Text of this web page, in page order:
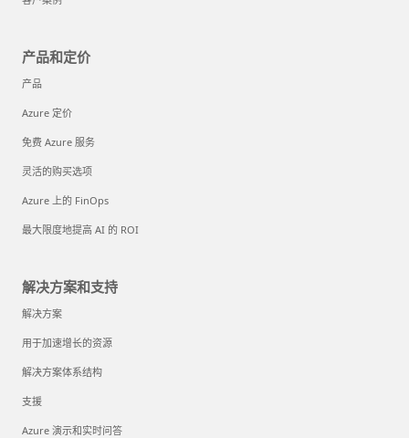
产品和定价
产品
Azure 定价
免费 Azure 服务
灵活的购买选项
Azure 上的 FinOps
最大限度地提高 AI 的 ROI
解决方案和支持
解决方案
用于加速增长的资源
解决方案体系结构
支援
Azure 演示和实时问答